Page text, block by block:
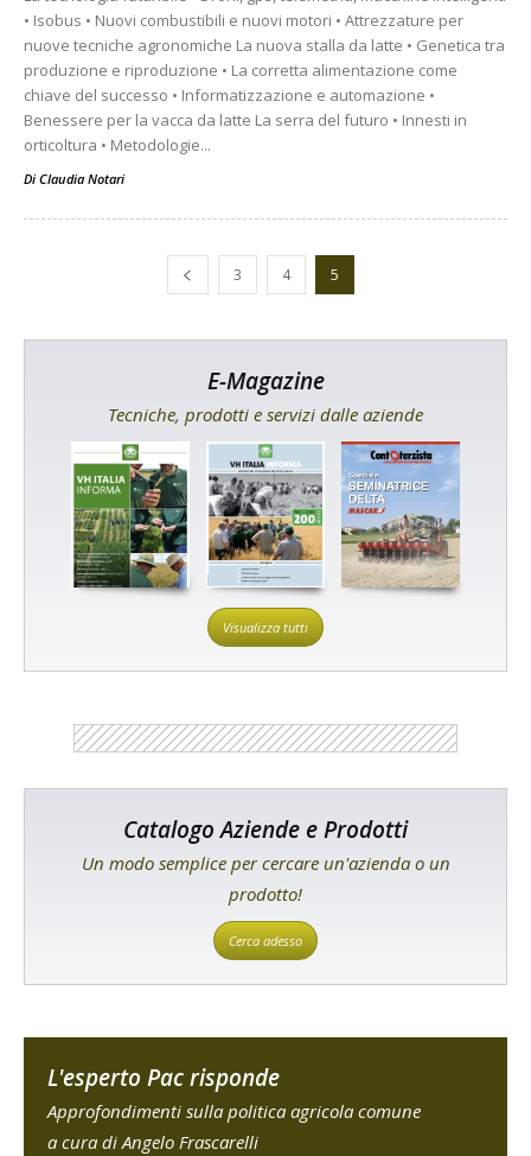
• Isobus • Nuovi combustibili e nuovi motori • Attrezzature per
nuove tecniche agronomiche La nuova stalla da latte • Genetica tra
produzione e riproduzione • La corretta alimentazione come
chiave del successo • Informatizzazione e automazione •
Benessere per la vacca da latte La serra del futuro • Innesti in
orticoltura • Metodologie...
Di Claudia Notari
3 4 5
E-Magazine
Tecniche, prodotti e servizi dalle aziende
Visualizza tutti
Catalogo Aziende e Prodotti
Un modo semplice per cercare un'azienda o un
prodotto!
Cerca adesso
L'esperto Pac risponde
Approfondimenti sulla politica agricola comune
a cura di Angelo Frascarelli